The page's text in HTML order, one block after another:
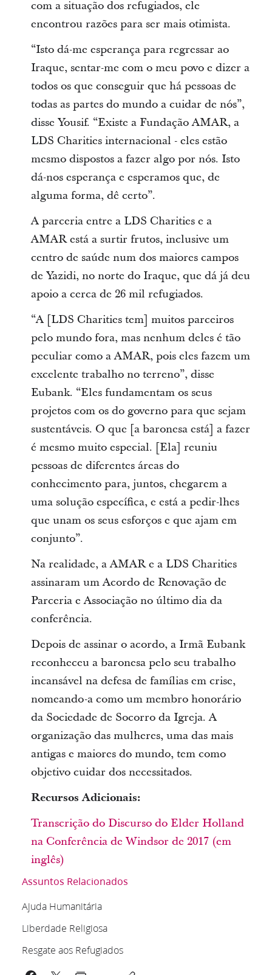
com a situação dos refugiados, ele
encontrou razões para ser mais otimista.
“Isto dá-me esperança para regressar ao
Iraque, sentar-me com o meu povo e dizer a
todos os que conseguir que há pessoas de
todas as partes do mundo a cuidar de nós”,
disse Yousif. “Existe a Fundação AMAR, a
LDS Charities internacional - eles estão
mesmo dispostos a fazer algo por nós. Isto
dá-nos esperança e esperamos que, de
alguma forma, dê certo”.
A parceria entre a LDS Charities e a
AMAR está a surtir frutos, inclusive um
centro de saúde num dos maiores campos
de Yazidi, no norte do Iraque, que dá já deu
apoio a cerca de 26 mil refugiados.
“A [LDS Charities tem] muitos parceiros
pelo mundo fora, mas nenhum deles é tão
peculiar como a AMAR, pois eles fazem um
excelente trabalho no terreno”, disse
Eubank. “Eles fundamentam os seus
projetos com os do governo para que sejam
sustentáveis. O que [a baronesa está] a fazer
é mesmo muito especial. [Ela] reuniu
pessoas de diferentes áreas do
conhecimento para, juntos, chegarem a
uma solução específica, e está a pedir-lhes
que unam os seus esforços e que ajam em
conjunto”.
Na realidade, a AMAR e a LDS Charities
assinaram um Acordo de Renovação de
Parceria e Associação no último dia da
conferência.
Depois de assinar o acordo, a Irmã Eubank
reconheceu a baronesa pelo seu trabalho
incansável na defesa de famílias em crise,
nomeando-a como um membro honorário
da Sociedade de Socorro da Igreja. A
organização das mulheres, uma das mais
antigas e maiores do mundo, tem como
objetivo cuidar dos necessitados.
Recursos Adicionais:
Transcrição do Discurso do Elder Holland
na Conferência de Windsor de 2017 (em
inglês)
Assuntos Relacionados
Ajuda Humanitária
Liberdade Religiosa
Resgate aos Refugiados